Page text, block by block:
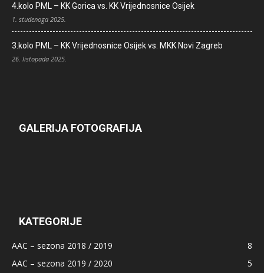
4.kolo PML – KK Gorica vs. KK Vrijednosnice Osijek
1. studenoga 2025.
3.kolo PML – KK Vrijednosnice Osijek vs. MKK Novi Zagreb
26. listopada 2025.
GALERIJA FOTOGRAFIJA
KATEGORIJE
AAC – sezona 2018 / 2019
8
AAC – sezona 2019 / 2020
5